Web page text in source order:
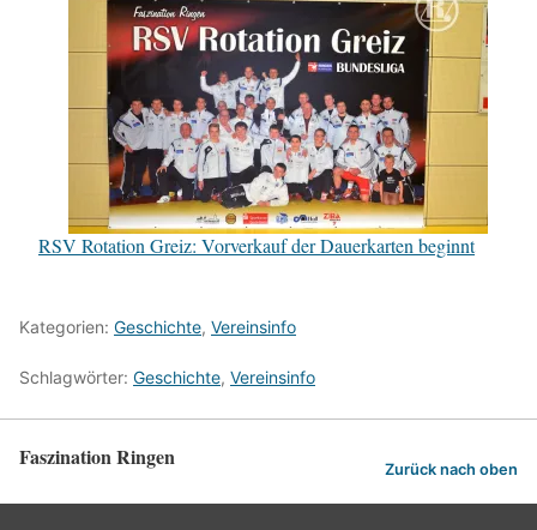
RSV Rotation Greiz: Vorverkauf der Dauerkarten beginnt
Kategorien: Geschichte, Vereinsinfo
Schlagwörter: Geschichte, Vereinsinfo
Faszination Ringen Zurück nach oben